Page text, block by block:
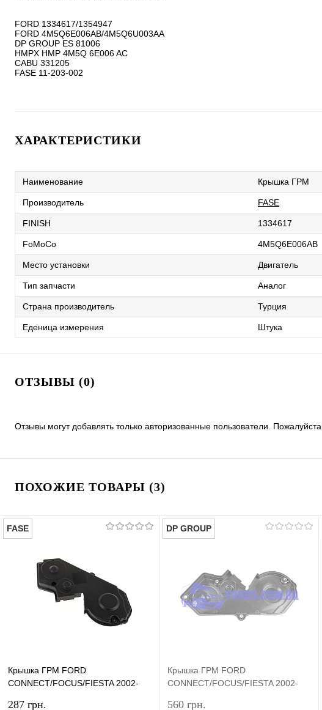
FORD 1334617/1354947
FORD 4M5Q6E006AB/4M5Q6U003AA
DP GROUP ES 81006
HMPX HMP 4M5Q 6E006 AC
CABU 331205
ХАРАКТЕРИСТИКИ
Наименование Крышка ГРМ
Производитель FASE
FINISH 1334617
FoMoCo 4M5Q6E006AB
Место установки Двигатель
Тип запчасти Аналог
Страна производитель Турция
Еденица измерения Штука
ОТЗЫВЫ (0)
Отзывы могут добавлять только авторизованные пользователи. Пожалуйста,
ПОХОЖИЕ ТОВАРЫ (3)
FASE
Крышка ГРМ FORD
CONNECT/FOCUS/FIESTA 2002-
287 грн.
DP GROUP
Крышка ГРМ FORD
CONNECT/FOCUS/FIESTA 2002-
560 грн.